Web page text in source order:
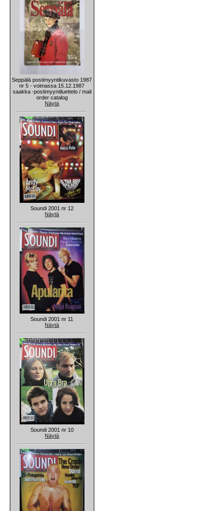
Seppälä postimyyntikuvasto 1987
nr 5 - voimassa 15.12.1987
saakka -postimyyntiluettelo / mail
order catalog
Näytä
Soundi 2001 nr 12
Näytä
Soundi 2001 nr 11
Näytä
Soundi 2001 nr 10
Näytä